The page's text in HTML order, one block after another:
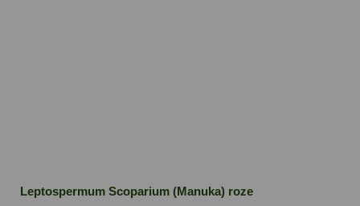
Leptospermum Scoparium (Manuka) roze